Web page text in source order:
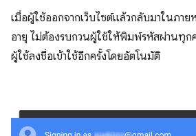
เมื่อผู้ใช้ออกจากเว็บไซต์แล้วกลับมาในภา
อายุ ไม่ต้องรบกวนผู้ใช้ให้พิมพ์รหัสผ่านทุ
ผู้ใช้ลงชื่อเข้าใช้อีกครั้งโดยอัตโนมัติ